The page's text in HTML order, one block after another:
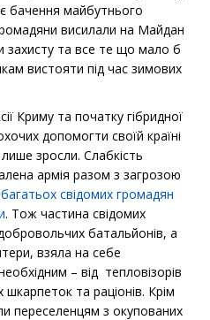
бачення майбутнього
висилали на Майдан
захисту та все те що мало б
вистояти під час зимових
Криму та початку гібридної
допомогти своїй країні
зросли. Слабкість
армія разом з загрозою
свідомих громадян
. Тож частина свідомих
батальйонів, а
взяла на себе
– від тепловізорів
та раціонів. Крім
переселенцям з окупованих